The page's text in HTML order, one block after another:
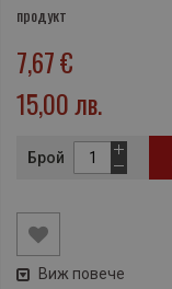
продукт
7,67 €
15,00 лв.
Брой
Виж повече